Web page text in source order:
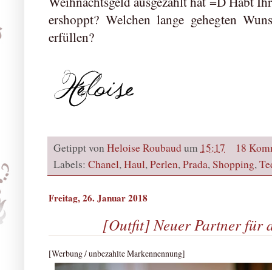
ershoppt? Welchen lange gehegten
erfüllen?
Getippt von Heloise Roubaudum 15:17
18
Labels: Chanel, Haul, Perlen, Prada, Shopping,
Freitag, 26. Januar 2018
[Outfit] Neuer Partner für
[Werbung / unbezahlte Markennennung]